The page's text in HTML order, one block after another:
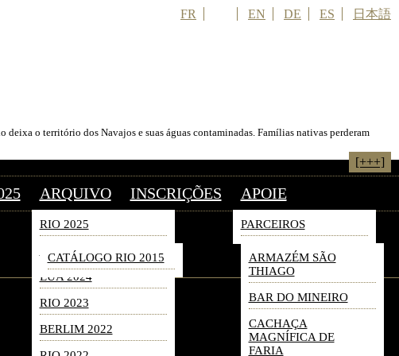
FR EN DE ES 日本語
o território dos Navajos e suas águas contaminadas. Famílias nativas perderam
[+++]
ARQUIVO
RIO 2025
RIO 2024
EUA 2024
RIO 2023
BERLIM 2022
CATÁLOGO RIO 2015
INSCRIÇÕES APOIE
PARCEIROS
ARMAZÉM SÃO
THIAGO
BAR DO MINEIRO
CACHAÇA
MAGNÍFICA DE
FARIA